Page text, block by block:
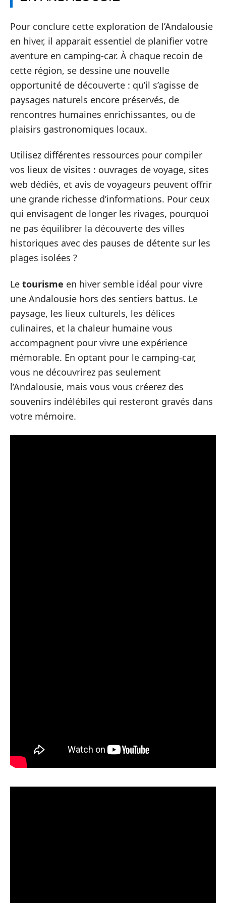
Pour conclure cette exploration de l’Andalousie
en hiver, il apparait essentiel de planifier votre
aventure en camping-car. À chaque recoin de
cette région, se dessine une nouvelle
opportunité de découverte : qu’il s’agisse de
paysages naturels encore préservés, de
rencontres humaines enrichissantes, ou de
plaisirs gastronomiques locaux.
Utilisez différentes ressources pour compiler
vos lieux de visites : ouvrages de voyage, sites
web dédiés, et avis de voyageurs peuvent offrir
une grande richesse d’informations. Pour ceux
qui envisagent de longer les rivages, pourquoi
ne pas équilibrer la découverte des villes
historiques avec des pauses de détente sur les
plages isolées ?
Le tourisme en hiver semble idéal pour vivre
une Andalousie hors des sentiers battus. Le
paysage, les lieux culturels, les délices
culinaires, et la chaleur humaine vous
accompagnent pour vivre une expérience
mémorable. En optant pour le camping-car,
vous ne découvrirez pas seulement
l’Andalousie, mais vous vous créerez des
souvenirs indélébiles qui resteront gravés dans
votre mémoire.